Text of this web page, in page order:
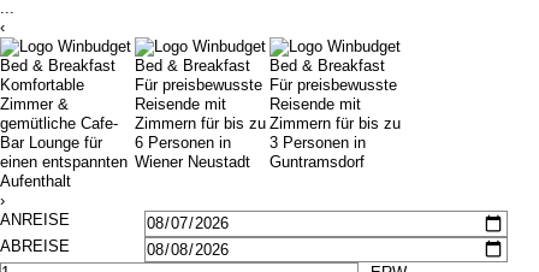
Bar-Lounge
Seminare
Gruppen & Geschäftsreisende
Teambuilding
Angebote
Kontakt
Jobs
Zimmer Guntramsdorf
Impressionen
Seminare
Gruppen & Geschäftsreisende
Teambuilding
Angebote
Kontakt
‹
Komfortable
Zimmer &
gemütliche Cafe-
Bar Lounge für
einen entspannten
Aufenthalt
Für preisbewusste
Reisende mit
Zimmern für bis zu
6 Personen in
Wiener Neustadt
Für preisbewusste
Reisende mit
Zimmern für bis zu
3 Personen in
Guntramsdorf
›